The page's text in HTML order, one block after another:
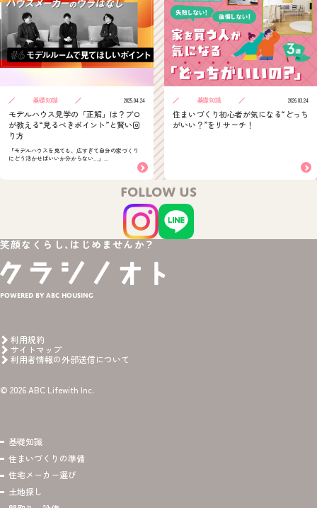
基礎知識 2025.04.24
モデルハウス見学の「正解」は？プロ
が教える“見るべきポイント”と賢い回
り方
「モデルハウスを見ても、広すぎて自分の家づくり
にどう活かせばいいか分からない…」...
基礎知識 2026.03.24
住まいづくり初心者が気になる“どっち
がいい？”をリサーチ！
FOLLOW US
笑顔なくらし、はじめませんか？
Powered by ABC HOUSING
利用規約
サイトマップ
利用者情報の外部送信について
© 2026 ABC Lifewith Inc.
基礎知識
住まいづくりの準備
住宅メーカー選び
土地探し